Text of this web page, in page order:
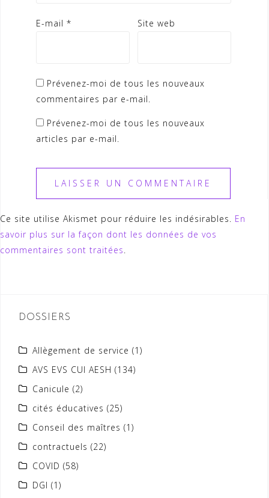
E-mail * Site web
Prévenez-moi de tous les nouveaux
commentaires par e-mail.
Prévenez-moi de tous les nouveaux
articles par e-mail.
Ce site utilise Akismet pour réduire les indésirables. En
savoir plus sur la façon dont les données de vos
commentaires sont traitées.
DOSSIERS
Allègement de service (1)
AVS EVS CUI AESH (134)
Canicule (2)
cités éducatives (25)
Conseil des maîtres (1)
contractuels (22)
COVID (58)
DGI (1)